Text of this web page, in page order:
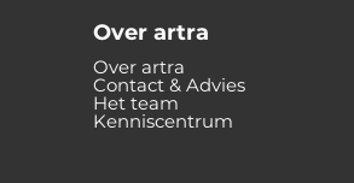
Over artra
Over artra
Contact & Advies
Het team
Kenniscentrum